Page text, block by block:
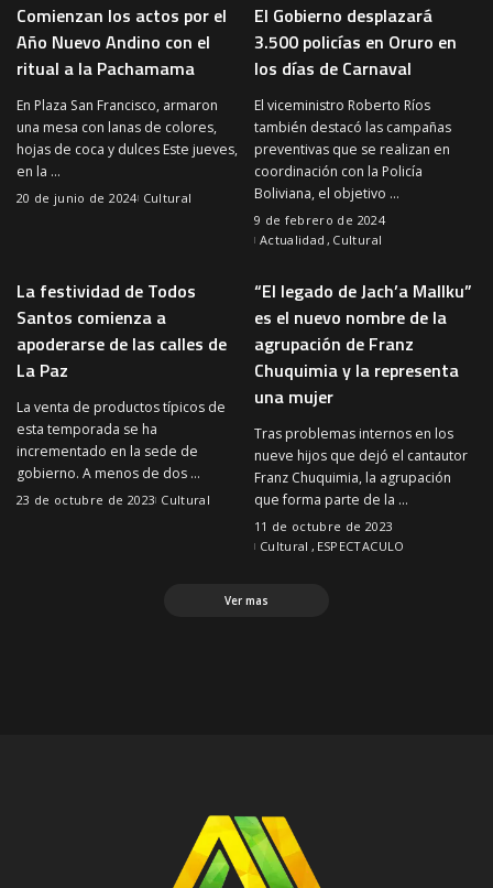
Comienzan los actos por el
Año Nuevo Andino con el
ritual a la Pachamama
En Plaza San Francisco, armaron
una mesa con lanas de colores,
hojas de coca y dulces Este jueves,
en la ...
20 de junio de 2024 Cultural
El Gobierno desplazará
3.500 policías en Oruro en
los días de Carnaval
El viceministro Roberto Ríos
también destacó las campañas
preventivas que se realizan en
coordinación con la Policía
Boliviana, el objetivo ...
9 de febrero de 2024
Actualidad Cultural
La festividad de Todos
Santos comienza a
apoderarse de las calles de
La Paz
La venta de productos típicos de
esta temporada se ha
incrementado en la sede de
gobierno. A menos de dos ...
23 de octubre de 2023 Cultural
“El legado de Jach’a Mallku”
es el nuevo nombre de la
agrupación de Franz
Chuquimia y la representa
una mujer
Tras problemas internos en los
nueve hijos que dejó el cantautor
Franz Chuquimia, la agrupación
que forma parte de la ...
11 de octubre de 2023
Cultural
ESPECTACULO
Ver mas